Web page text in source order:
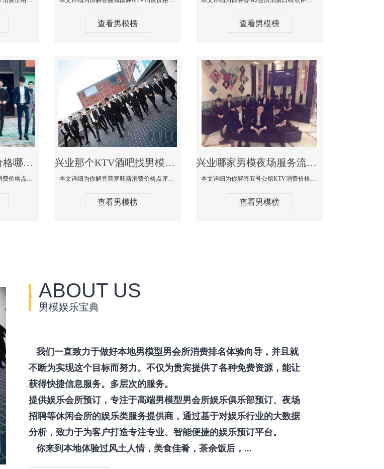
查看男模榜 查看男模榜
兴业KTV男模小费价格哪家便宜-宝马会KTV消费口碑点评
本文详细为你解答宝马会KTV消费价格点评，更多关于KTV男模小费价格哪家便宜免费咨询1333 867 6881微信同步！
兴业那个KTV酒吧找男模帅哥男妓多-普罗旺斯KTV真实口碑点评
本文详细为你解答普罗旺斯消费价格点评，更多关于那个KTV酒吧找男模帅哥最多免费咨询1333 867 6881微信同步！
查看男模榜
兴业哪家男模夜场服务流程全面-五号公馆KTV消费价格点评
本文详细为你解答五号公馆KTV消费价格，更多关于哪家男模夜场服务流程全面免费咨询1333 867 6881微信同步！
查看男模榜
ABOUT US
男模娱乐宝典
我们一直致力于做好本地男模型男会所消费排名体验向导，并且就
不断为实现这个目标而努力。不仅为贵宾提供了各种免费资源，能让
获得快捷信息服务。多层次的服务。
提供娱乐会所预订，专注于高端男模型男会所娱乐俱乐部预订、夜场
招聘等休闲会所的娱乐类服务提供商，通过基于对娱乐行业的大数据
分析，致力于为客户打造专注专业、智能便捷的娱乐预订平台。
你来到本地体验过风土人情，美食佳肴，茶余饭后，...